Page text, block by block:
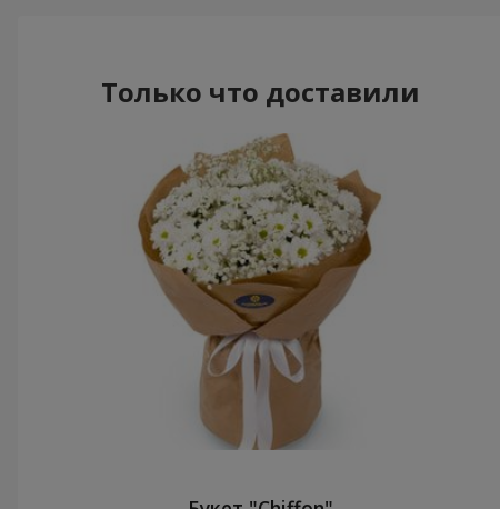
Только что доставили